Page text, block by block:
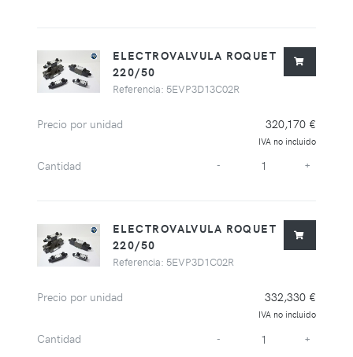
ELECTROVALVULA ROQUET
220/50
Referencia: 5EVP3D13C02R
Precio por unidad 320,170 €
IVA no incluido
Cantidad - +
ELECTROVALVULA ROQUET
220/50
Referencia: 5EVP3D1C02R
Precio por unidad 332,330 €
IVA no incluido
Cantidad - +